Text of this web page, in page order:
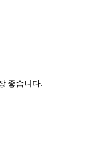
좋습니다.